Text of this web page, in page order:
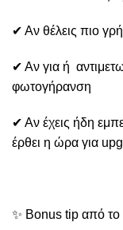
✔ Αν θέλεις πιο
✔ Αν για ή
φωτογήρανση
✔ Αν έχεις ήδη
έρθει η ώρα για
✨ Bonus tip από